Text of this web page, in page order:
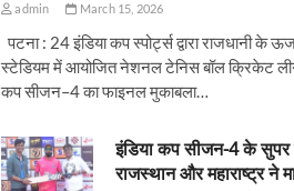
admin March 15, 2026
पटना : 24 इंडिया कप स्पोर्ट्स द्वारा राजधानी के
स्टेडियम में आयोजित नेशनल टेनिस बॉल क्रिकेट
कप सीजन–4 का फाइनल मुकाबला…
इंडिया कप सीजन-4 के
राजस्थान और महाराष्ट्र ने